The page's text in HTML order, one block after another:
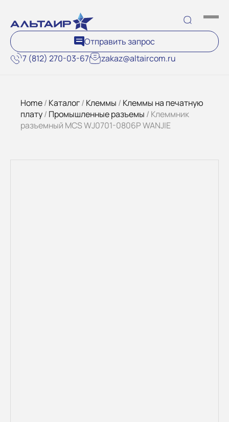
7 (812) 270-03-67 zakaz@altaircom.ru
Отправить запрос
Home/ Каталог/ Клеммы / Клеммы на печатную
плату/ Промышленные разъемы / Клеммник
разъемный MCS WJ0701-0806P WANJIE